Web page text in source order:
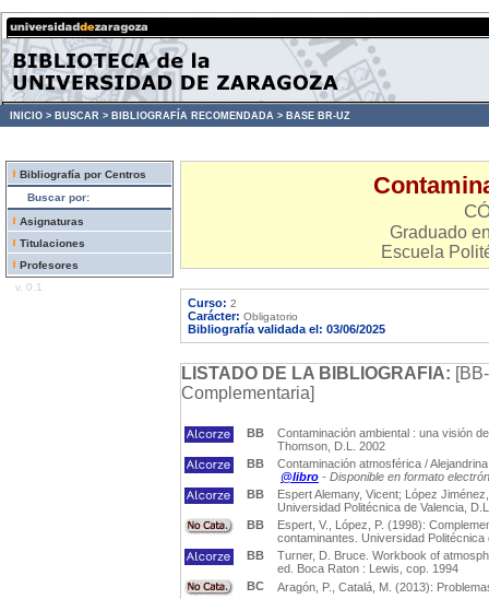
INICIO > BUSCAR > BIBLIOGRAFÍA RECOMENDADA > BASE BR-UZ
Bibliografía por Centros
Buscar por:
Asignaturas
Titulaciones
Profesores
v. 0.1
Graduado
Escuela
Curso: 2
Carácter: Obligatorio
Bibliografía validada el: 03/06/2025
LISTADO DE LA BIBLIOGRAFIA:
Complementaria]
BB
Contaminación ambiental : una visión
Thomson, D.L. 2002
BB
Contaminación atmosférica /
@libro - Disponible en formato
BB
Espert Alemany, Vicent; López
Universidad Politécnica de Valencia,
BB
Espert, V., López, P. (1998):
contaminantes. Universidad Politécnica
BB
Turner, D. Bruce. Workbook of
ed. Boca Raton : Lewis, cop. 1994
BC
Aragón, P., Catalá, M. (2013):